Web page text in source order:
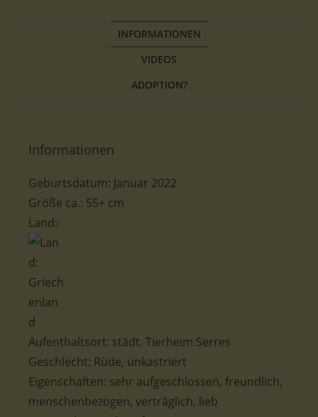
INFORMATIONEN
VIDEOS
ADOPTION?
Informationen
Geburtsdatum: Januar 2022
Größe ca.: 55+ cm
Land:
Aufenthaltsort: städt. Tierheim Serres
Geschlecht: Rüde, unkastriert
Eigenschaften: sehr aufgeschlossen, freundlich,
menschenbezogen, verträglich, lieb